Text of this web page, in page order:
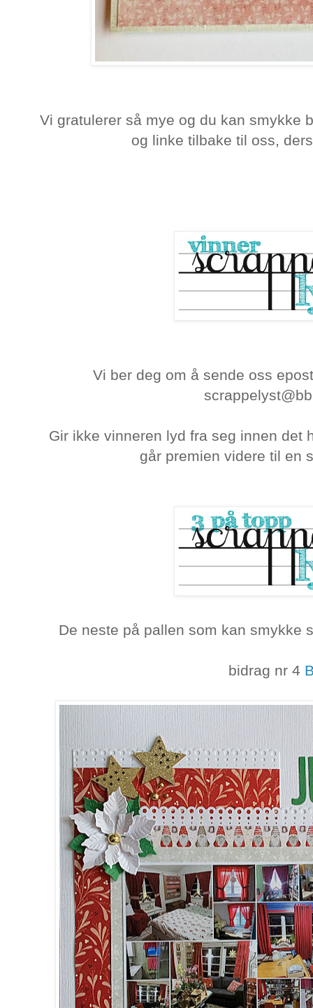
Vi gratulerer så mye og du kan smykke
og linke tilbake til oss,
Vi ber deg om å sende oss
Gir ikke vinneren lyd fra seg innen det
går premien videre til en
De neste på pallen som kan smykke
bidrag nr 4